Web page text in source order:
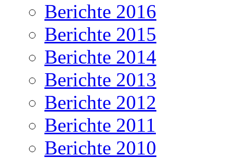
Berichte 2016
Berichte 2015
Berichte 2014
Berichte 2013
Berichte 2012
Berichte 2011
Berichte 2010